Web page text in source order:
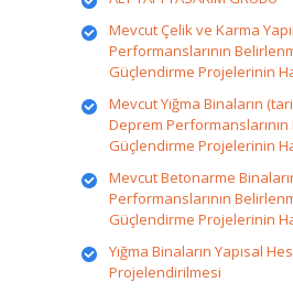
Mevcut Çelik ve Karma
Performanslarının
Güçlendirme Projelerinin
Mevcut Yığma Binaların
Deprem
Güçlendirme Projelerinin
Mevcut Betonarme
Performanslarının
Güçlendirme Projelerinin
Yığma Binaların Yapısal
Projelendirilmesi